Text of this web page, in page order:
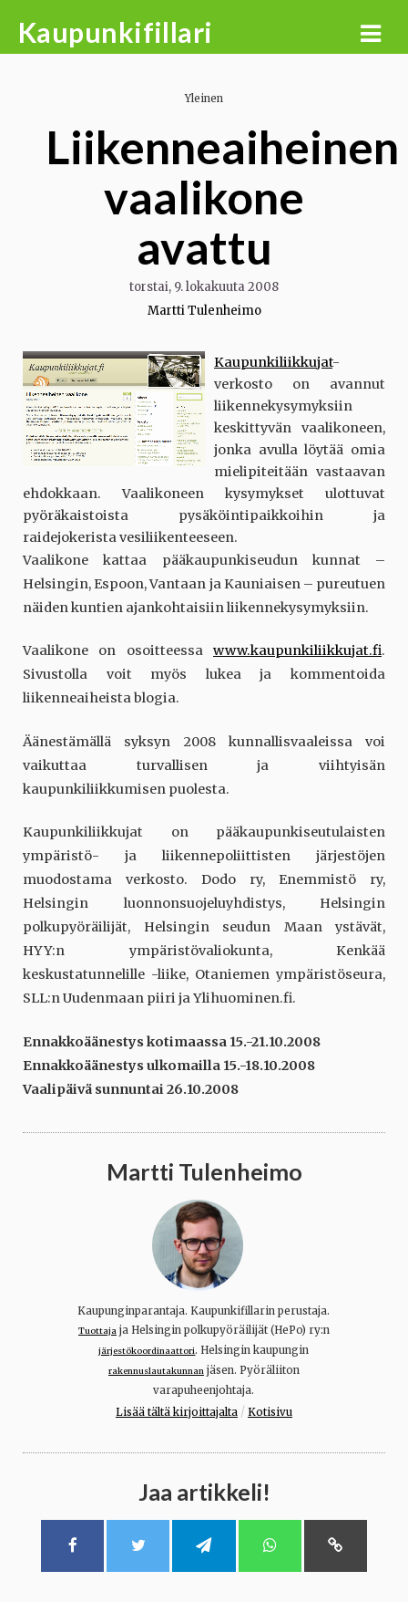
Kaupunkifillari
Yleinen
Liikenneaiheinen
vaalikone
avattu
torstai, 9. lokakuuta 2008
Martti Tulenheimo
Kaupunkiliikkujat-
verkosto on avannut
liikennekysymyksiin
keskittyvän vaalikoneen,
jonka avulla löytää omia
mielipiteitään vastaavan
ehdokkaan. Vaalikoneen kysymykset ulottuvat
pyöräkaistoista pysäköintipaikkoihin ja
raidejokerista vesiliikenteeseen.
Vaalikone kattaa pääkaupunkiseudun kunnat –
Helsingin, Espoon, Vantaan ja Kauniaisen – pureutuen
näiden kuntien ajankohtaisiin liikennekysymyksiin.
Vaalikone on osoitteessa www.kaupunkiliikkujat.fi.
Sivustolla voit myös lukea ja kommentoida
liikenneaiheista blogia.
Äänestämällä syksyn 2008 kunnallisvaaleissa voi
vaikuttaa turvallisen ja viihtyisän
kaupunkiliikkumisen puolesta.
Kaupunkiliikkujat on pääkaupunkiseutulaisten
ympäristö- ja liikennepoliittisten järjestöjen
muodostama verkosto. Dodo ry, Enemmistö ry,
Helsingin luonnonsuojeluyhdistys, Helsingin
polkupyöräilijät, Helsingin seudun Maan ystävät,
HYY:n ympäristövaliokunta, Kenkää
keskustatunnelille -liike, Otaniemen ympäristöseura,
SLL:n Uudenmaan piiri ja Ylihuominen.fi.
Ennakkoäänestys kotimaassa 15.-21.10.2008
Ennakkoäänestys ulkomailla 15.-18.10.2008
Vaalipäivä sunnuntai 26.10.2008
Martti Tulenheimo
Kaupunginparantaja. Kaupunkifillarin perustaja.
Tuottaja ja Helsingin polkupyöräilijät (HePo) ry:n
järjestökoordinaattori. Helsingin kaupungin
rakennuslautakunnan jäsen. Pyöräliiton
varapuheenjohtaja.
Lisää tältä kirjoittajalta / Kotisivu
Jaa artikkeli!